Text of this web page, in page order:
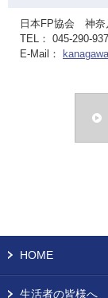
日本FP協会 神奈
TEL： 045-290-
E-Mail：
HOME
生活者の皆様へ